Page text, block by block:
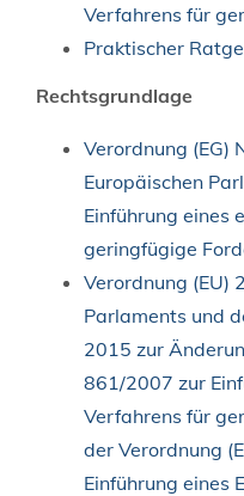
Verfahrens für
Praktischer
Rechtsgrundlage
Verordnung (EG)
Europäischen
Einführung eines
geringfügige
Verordnung (EU)
Parlaments und
2015 zur
861/2007 zur
Verfahrens für
der Verordnung
Einführung eines